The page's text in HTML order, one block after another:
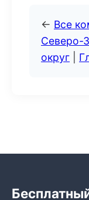
← Все
Северо-
округ